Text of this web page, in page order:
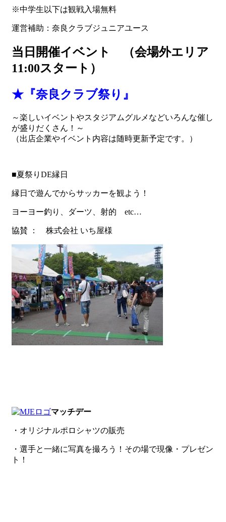
※中学生以下は観戦入場無料
運営補助：奈良クラブジュニアユース
当日開催イベント （会場外エリア
11:00スタート）
★『奈良クラブ祭り』
～楽しいイベントやスタジアムグルメなどいろんな催し
が盛りだくさん！～
（出店企業やイベント内容は随時更新予定です。）
■夏祭りDE縁日
縁日で遊んでからサッカーを観よう！
ヨーヨー釣り、ダーツ、射的 etc…
協賛 ： 株式会社 いち屋様
マッチデー
・オリジナルポロシャツの販売
・選手と一緒に写真を撮ろう！その場で現像・プレゼン
ト！